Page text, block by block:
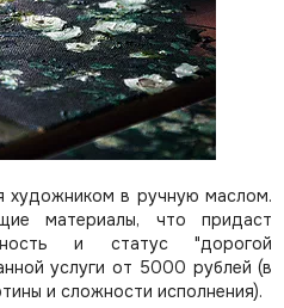
художником в ручную маслом.
материалы, что придаст
и статус "дорогой
услуги от 5000 рублей (в
и сложности исполнения).